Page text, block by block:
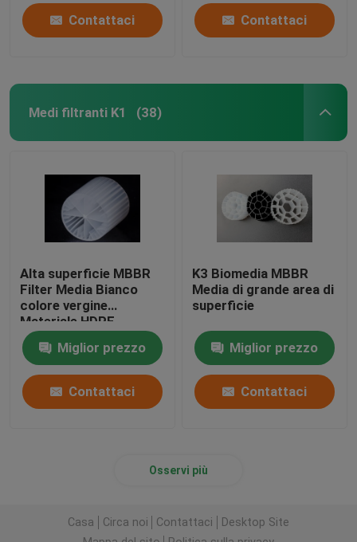
Contattaci Contattaci
Medi filtranti K1 (38)
Alta superficie MBBR
Filter Media Bianco
colore vergine
Materiale HDPE
15*15MM
Miglior prezzo
Contattaci
K3 Biomedia MBBR
Media di grande area di
superficie
Miglior prezzo
Contattaci
Osservi più
Casa Circa noi Contattaci
Desktop Site